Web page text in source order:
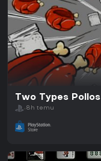
Two Types Pollos
8h temu